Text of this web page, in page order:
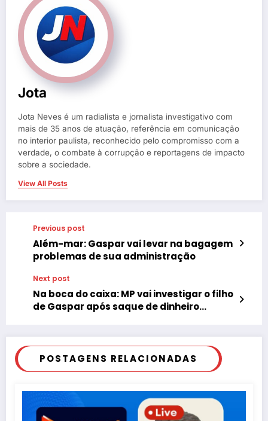
Jota
Jota Neves é um radialista e jornalista investigativo com
mais de 35 anos de atuação, referência em comunicação
no interior paulista, reconhecido pelo compromisso com a
verdade, o combate à corrupção e reportagens de impacto
sobre a sociedade.
View All Posts
Previous post
Além-mar: Gaspar vai levar na bagagem
problemas de sua administração
Next post
Na boca do caixa: MP vai investigar o filho
de Gaspar após saque de dinheiro
POSTAGENS RELACIONADAS